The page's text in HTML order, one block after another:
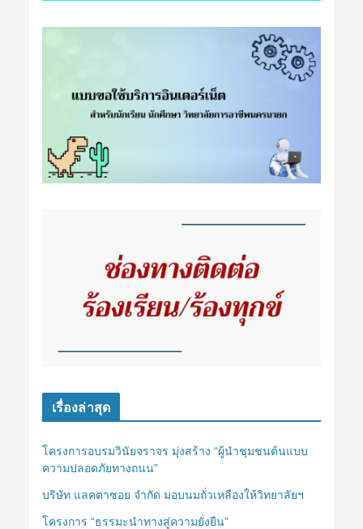
เรื่องล่าสุด
โครงการอบรมวินัยจราจร มุ่งสร้าง “ผู้นำชุมชนต้นแบบ
ความปลอดภัยทางถนน”
บริษัท แลคตาซอย จำกัด มอบนมถั่วเหลืองให้วิทยาลัยฯ
โครงการ “ธรรมะนำทางสู่ความยั่งยืน”